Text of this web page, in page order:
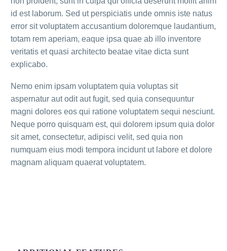
id est laborum. Sed ut perspiciatis unde omnis iste natus
error sit voluptatem accusantium doloremque laudantium,
totam rem aperiam, eaque ipsa quae ab illo inventore
veritatis et quasi architecto beatae vitae dicta sunt
explicabo.
Nemo enim ipsam voluptatem quia voluptas sit
aspernatur aut odit aut fugit, sed quia consequuntur
magni dolores eos qui ratione voluptatem sequi nesciunt.
Neque porro quisquam est, qui dolorem ipsum quia dolor
sit amet, consectetur, adipisci velit, sed quia non
numquam eius modi tempora incidunt ut labore et dolore
magnam aliquam quaerat voluptatem.